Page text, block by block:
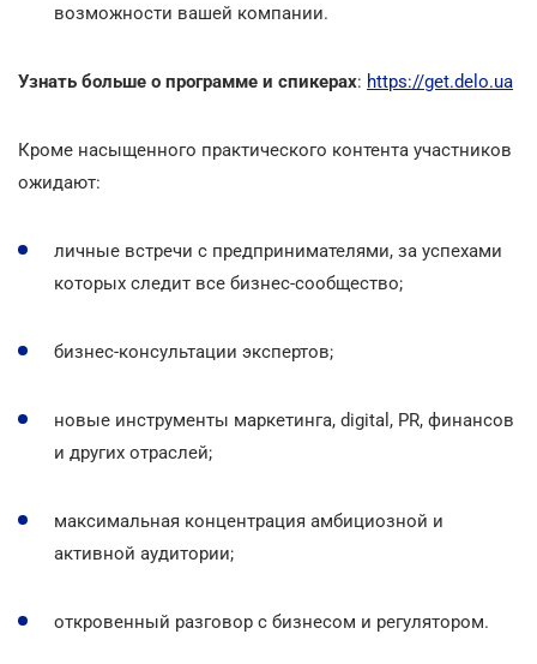
возможности вашей компании.
Узнать больше о программе и спикерах: https://get.delo.ua
Кроме насыщенного практического контента участников
ожидают:
личные встречи с предпринимателями, за успехами
которых следит все бизнес-сообщество;
бизнес-консультации экспертов;
новые инструменты маркетинга, digital, PR, финансов
и других отраслей;
максимальная концентрация амбициозной и
активной аудитории;
откровенный разговор с бизнесом и регулятором.